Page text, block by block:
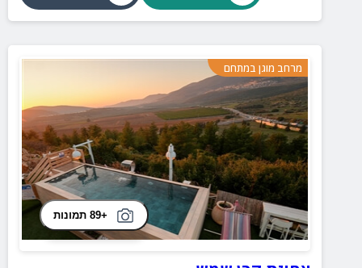
מרחב מוגן במתחם
+89 תמונות